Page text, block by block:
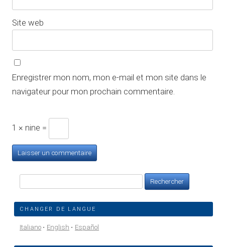
Site web
Enregistrer mon nom, mon e-mail et mon site dans le
navigateur pour mon prochain commentaire.
1 × nine =
CHANGER DE LANGUE
Italiano English Español